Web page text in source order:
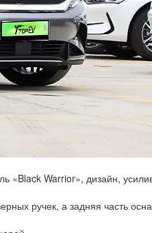
«Black Warrior», дизайн,
ручек, а задняя часть